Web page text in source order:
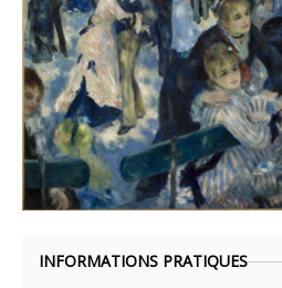
INFORMATIONS PRATIQUES